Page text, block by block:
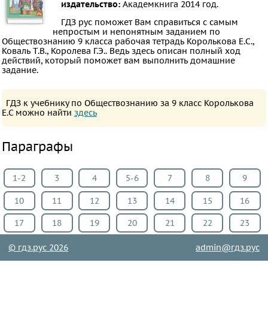
ПРЕДМЕТЫ
Все
предметы
Математика
Английский
язык
Русский
язык
Алгебра
Физика
Химия
Немецкий
язык
Белорусский
язык
издательство: Академкнига 2014 год.
ГДЗ рус поможет Вам справиться с самым
непростым и непонятным заданием по
Обществознанию 9 класса рабочая тетрадь Королькова Е.С.,
Коваль Т.В., Королева Г.Э.. Ведь здесь описан полный ход
действий, который поможет вам выполнить домашние
задание.
ГДЗ к учебнику по Обществознанию за 9 класс Королькова
Е.С можно найти здесь
Параграфы
1-2 3 4 5-6 7 8 9
10 11 12 13 14 15 16
17 18 19 20 21 22 23
© гдз.рус 2026 admin@гдз.рус